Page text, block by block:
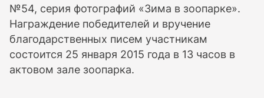
№54, серия фотографий «Зима в зоопарке».
Награждение победителей и вручение
благодарственных писем участникам
состоится 25 января 2015 года в 13 часов в
актовом зале зоопарка.